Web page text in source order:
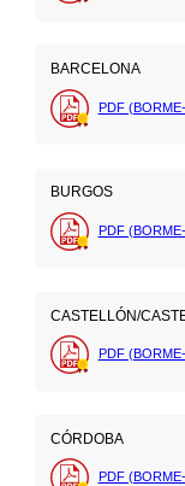
BARCELONA
PDF
BURGOS
PDF
CASTELLÓN/
PDF
CÓRDOBA
PDF